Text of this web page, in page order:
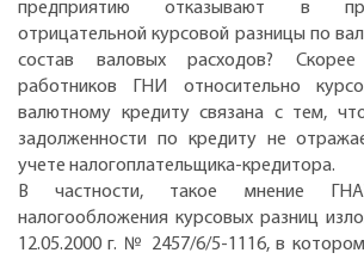
предприятию отказывают в
отрицательной курсовой разницы по
состав валовых расходов?
работников ГНИ относительно
валютному кредиту связана с тем,
задолженности по кредиту не
учете налогоплательщика-кредитора.
В частности, такое мнение
налогообложения курсовых разниц
12.05.2000 г. № 2457/6/5-1116, в